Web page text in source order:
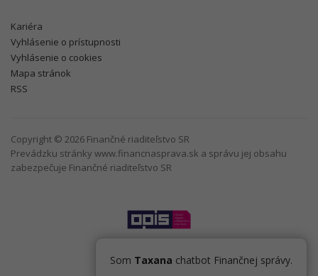
Kariéra
Vyhlásenie o prístupnosti
Vyhlásenie o cookies
Mapa stránok
RSS
Copyright © 2026 Finančné riaditeľstvo SR
Prevádzku stránky www.financnasprava.sk a správu jej obsahu
zabezpečuje Finančné riaditeľstvo SR
Som Taxana chatbot Finančnej správy.